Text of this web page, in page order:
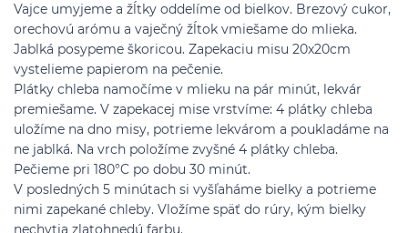
Vajce umyjeme a žĺtky oddelíme od bielkov. Brezový cukor,
orechovú arómu a vaječný žĺtok vmiešame do mlieka.
Jablká posypeme škoricou. Zapekaciu misu 20x20cm
vystelieme papierom na pečenie.
Plátky chleba namočíme v mlieku na pár minút, lekvár
premiešame. V zapekacej mise vrstvíme: 4 plátky chleba
uložíme na dno misy, potrieme lekvárom a poukladáme na
ne jablká. Na vrch položíme zvyšné 4 plátky chleba.
Pečieme pri 180°C po dobu 30 minút.
V posledných 5 minútach si vyšľaháme bielky a potrieme
nimi zapekané chleby. Vložíme späť do rúry, kým bielky
nechytia zlatohnedú farbu.